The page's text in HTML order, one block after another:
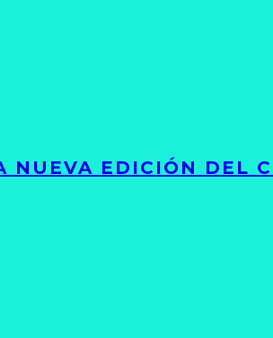
NUEVA EDICIÓN DEL